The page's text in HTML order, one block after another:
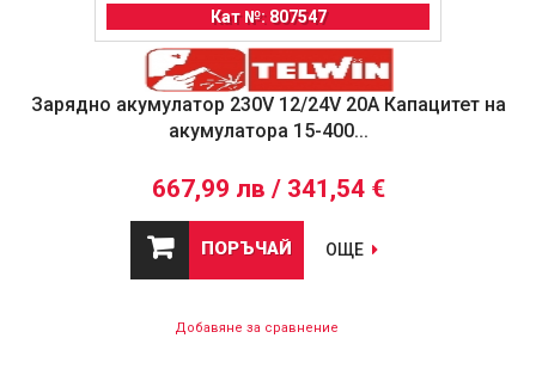
Кат №: 807547
Зарядно акумулатор 230V 12/24V 20A Капацитет на
акумулатора 15-400...
667,99 лв / 341,54 €
ПОРЪЧАЙ ОЩЕ
Добавяне за сравнение